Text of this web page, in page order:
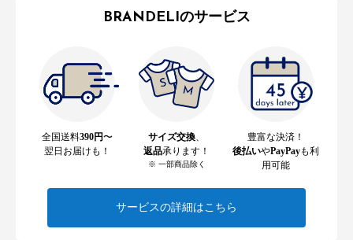
BRANDELIのサービス
全国送料390円〜
翌日お届けも！
サイズ交換
返品承ります！
※ 一部商品除く
豊富な決済！
後払いやPayPayも利
用可能
サービスの詳細はこちら